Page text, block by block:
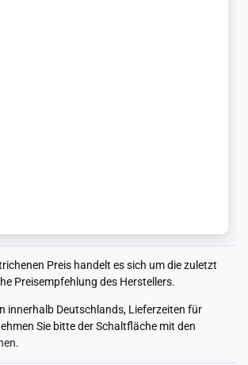
Preis handelt es sich um die zuletzt
Preisempfehlung des Herstellers.
innerhalb Deutschlands, Lieferzeiten für
Sie bitte der Schaltfläche mit den
.